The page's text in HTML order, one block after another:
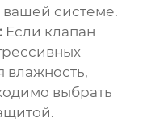
вашей системе.
Если клапан
влажность,
выбрать